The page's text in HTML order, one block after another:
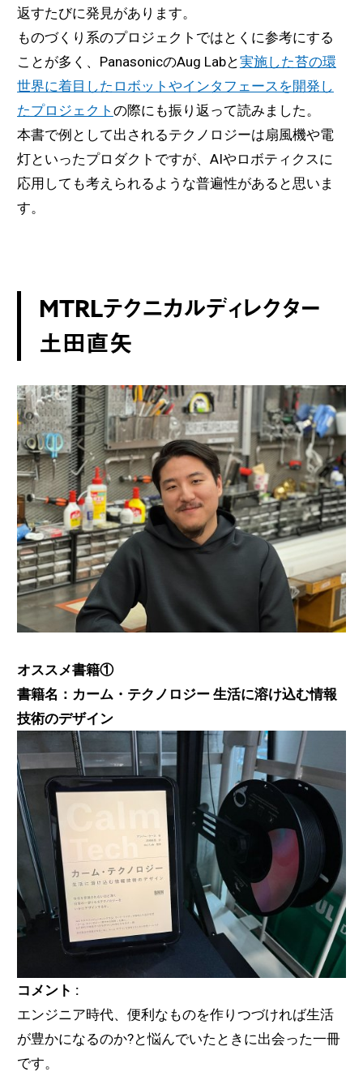
返すたびに発見があります。
ものづくり系のプロジェクトではとくに参考にする
ことが多く、PanasonicのAug Labと実施した苔の環
世界に着目したロボットやインタフェースを開発し
たプロジェクト の際にも振り返って読みました。
本書で例として出されるテクノロジーは扇風機や電
灯といったプロダクトですが、AIやロボティクスに
応用しても考えられるような普遍性があると思いま
す。
MTRLテクニカルディレクター
土田直矢
オススメ書籍①
書籍名：カーム・テクノロジー 生活に溶け込む情報
技術のデザイン
コメント :
エンジニア時代、便利なものを作りつづければ生活
が豊かになるのか?と悩んでいたときに出会った一冊
です。